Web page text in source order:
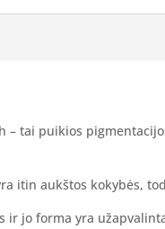
– tai puikios
itin aukštos kokybės,
ir jo forma yra